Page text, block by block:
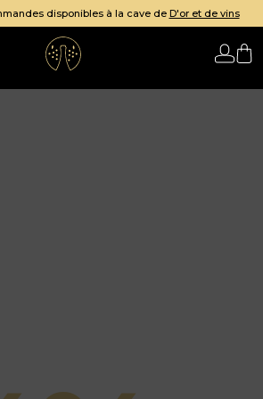
disponibles à la cave de D'or et de vins